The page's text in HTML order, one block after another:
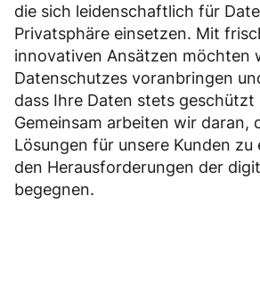
die sich leidenschaftlich für
Privatsphäre einsetzen. Mit
innovativen Ansätzen möchten
Datenschutzes voranbringen
dass Ihre Daten stets geschützt
Gemeinsam arbeiten wir daran,
Lösungen für unsere Kunden
den Herausforderungen der
begegnen.